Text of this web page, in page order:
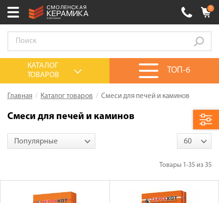
Выберите ваш город:
+7 (4812) 548-777
0 товаров на сумму0.00руб.
Акции
Калькулятор
Оплата
Доставка
0
ТОП-6
КАТАЛОГ
ТОВАРОВ
Главная Каталог товаров Смеси для печей и каминов
Смеси для печей и каминов
Популярные 60
Товары 1-35 из 35